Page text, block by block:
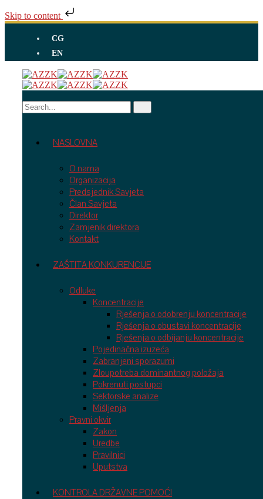
Skip to content
CG
EN
NASLOVNA
O nama
Organizacija
Predsjednik Savjeta
Član Savjeta
Direktor
Zamjenik direktora
Kontakt
ZAŠTITA KONKURENCIJE
Odluke
Koncentracije
Rješenja o odobrenju koncentracije
Rješenja o obustavi koncentracije
Rješenja o odbijanju koncentracije
Pojedinačna izuzeća
Zabranjeni sporazumi
Zloupotreba dominantnog položaja
Pokrenuti postupci
Sektorske analize
Mišljenja
Pravni okvir
Zakon
Uredbe
Pravilnici
Uputstva
KONTROLA DRŽAVNE POMOĆI